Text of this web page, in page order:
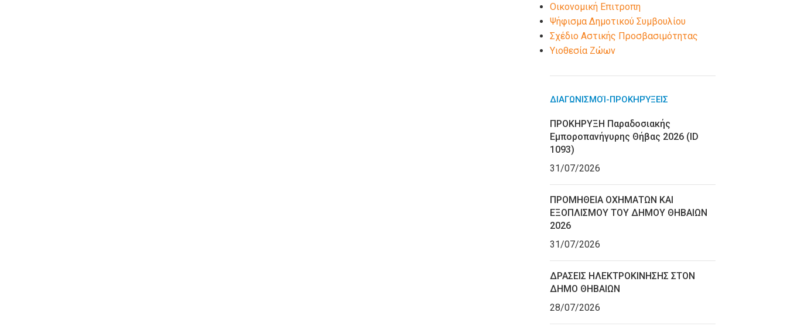
Οικονομική Επιτροπη
Ψήφισμα Δημοτικού Συμβουλίου
Σχέδιο Αστικής Προσβασιμότητας
Υιοθεσία Ζώων
ΔΙΑΓΩΝΙΣΜΟΊ-ΠΡΟΚΗΡΎΞΕΙΣ
ΠΡΟΚΗΡΥΞΗ Παραδοσιακής
Εμποροπανήγυρης Θήβας 2026 (ID
1093)
31/07/2026
ΠΡΟΜΗΘΕΙΑ ΟΧΗΜΑΤΩΝ ΚΑΙ
ΕΞΟΠΛΙΣΜΟΥ ΤΟΥ ΔΗΜΟΥ ΘΗΒΑΙΩΝ
2026
31/07/2026
ΔΡΑΣΕΙΣ ΗΛΕΚΤΡΟΚΙΝΗΣΗΣ ΣΤΟΝ
ΔΗΜΟ ΘΗΒΑΙΩΝ
28/07/2026